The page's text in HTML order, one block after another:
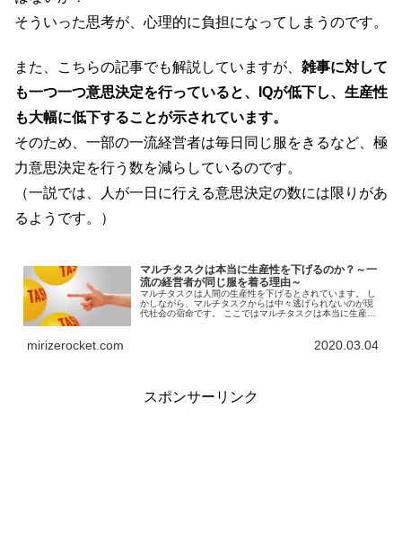
そういった思考が、心理的に負担になってしまうのです。
また、こちらの記事でも解説していますが、 雑事に対して
も一つ一つ意思決定を行っていると、IQが低下し、生産性
も大幅に低下することが示されています。
そのため、一部の一流経営者は毎日同じ服をきるなど、極
力意思決定を行う数を減らしているのです。
（一説では、人が一日に行える意思決定の数には限りがあ
るようです。）
マルチタスクは本当に生産性を下げるのか？～一
流の経営者が同じ服を着る理由～
マルチタスクは人間の生産性を下げるとされています。 し
かしながら、マルチタスクからは中々逃げられないのが現
代社会の宿命です。 ここではマルチタスクは本当に生産性
デザインの服を着ている理由がわかります。
mirizerocket.com 2020.03.04
スポンサーリンク